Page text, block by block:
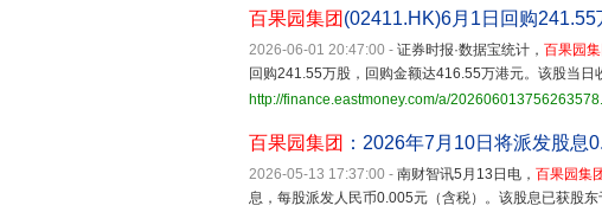
百果园集团 (02411.HK)6月1日回购
2026-06-01 20:47:00 - 证券时报·数据宝统计， 百果园集
回购241.55万股，回购金额达416.55万港元。该股当
http://finance.eastmoney.com/a/
百果园集团 ：2026年7月10日将派发股息
2026-05-13 17:37:00 - 南财智讯5月13日电， 百果园集
息，每股派发人民币0.005元（含税）。该股息已获股